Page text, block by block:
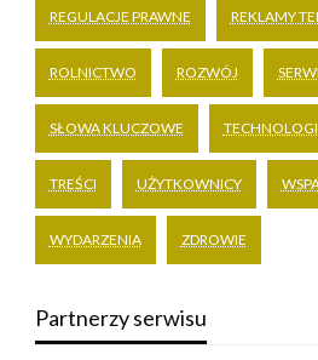
REGULACJE PRAWNE REKLAMY
ROLNICTWO ROZWÓJ
SŁOWA KLUCZOWE
TREŚCI UŻYTKOWNICY
WYDARZENIA ZDROWIE
Partnerzy serwisu